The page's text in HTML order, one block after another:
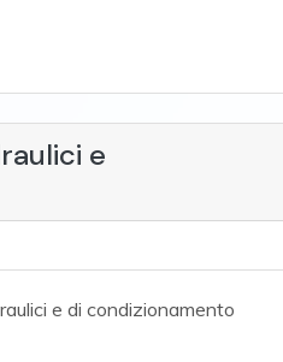
e
e di condizionamento